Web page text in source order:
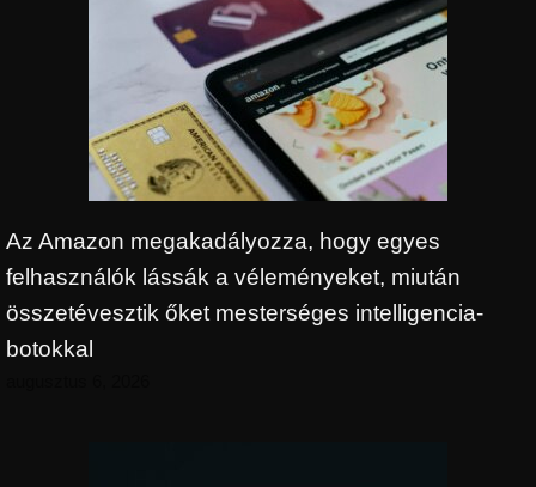
Az Amazon megakadályozza, hogy egyes
felhasználók lássák a véleményeket, miután
összetévesztik őket mesterséges intelligencia-
botokkal